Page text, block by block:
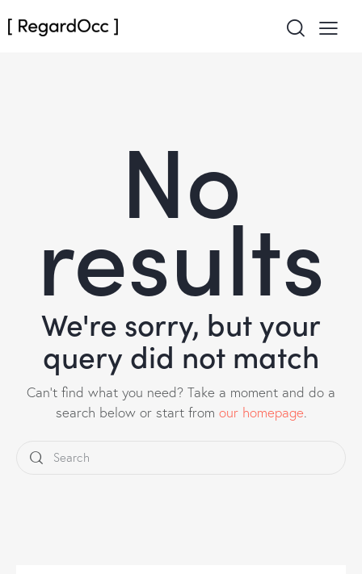
No
results
We're sorry, but your
query did not match
Can't find what you need? Take a moment and do a
search below or start from our homepage.